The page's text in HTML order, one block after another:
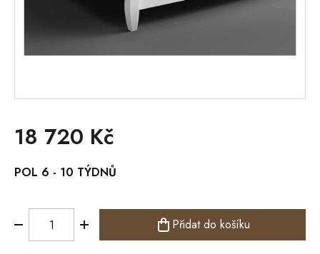
18 720 Kč
cena:
POL 6 - 10 TÝDNŮ
Přidat do košíku